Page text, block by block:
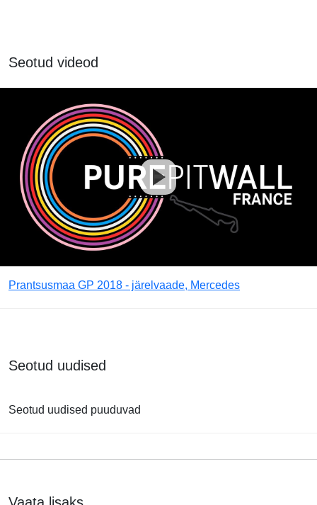
Seotud videod
Prantsusmaa GP 2018 - järelvaade, Mercedes
Seotud uudised
Seotud uudised puuduvad